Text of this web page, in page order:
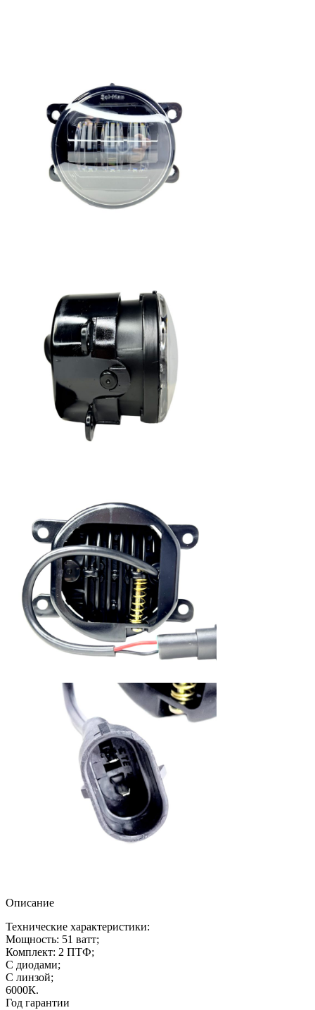
Описание
Технические характеристики:
Мощность: 51 ватт;
Комплект: 2 ПТФ;
С диодами;
С линзой;
6000К.
Год гарантии